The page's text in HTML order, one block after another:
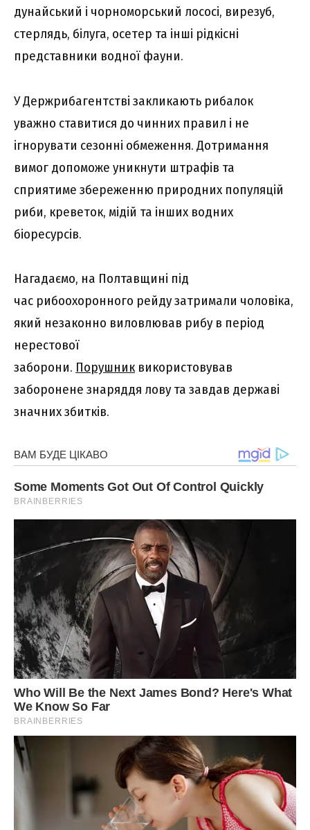
дунайський і чорноморський лососі, вирезуб,
стерлядь, білуга, осетер та інші рідкісні
представники водної фауни.
У Держрибагентстві закликають рибалок
уважно ставитися до чинних правил і не
ігнорувати сезонні обмеження. Дотримання
вимог допоможе уникнути штрафів та
сприятиме збереженню природних популяцій
риби, креветок, мідій та інших водних
біоресурсів.
Нагадаємо, на Полтавщині під
час рибоохоронного рейду затримали чоловіка,
який незаконно виловлював рибу в період
нерестової
заборони. Порушник використовував
заборонене знаряддя лову та завдав державі
значних збитків.